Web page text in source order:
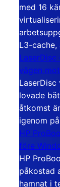
med 16
L3-
vägen
lovade
åtkomst
igenom
HP
före
HP
påkostad
hamnat i